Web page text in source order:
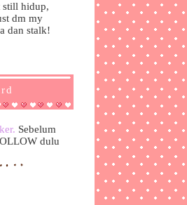
still hidup,
dm my
dan stalk!
Sebelum
dulu